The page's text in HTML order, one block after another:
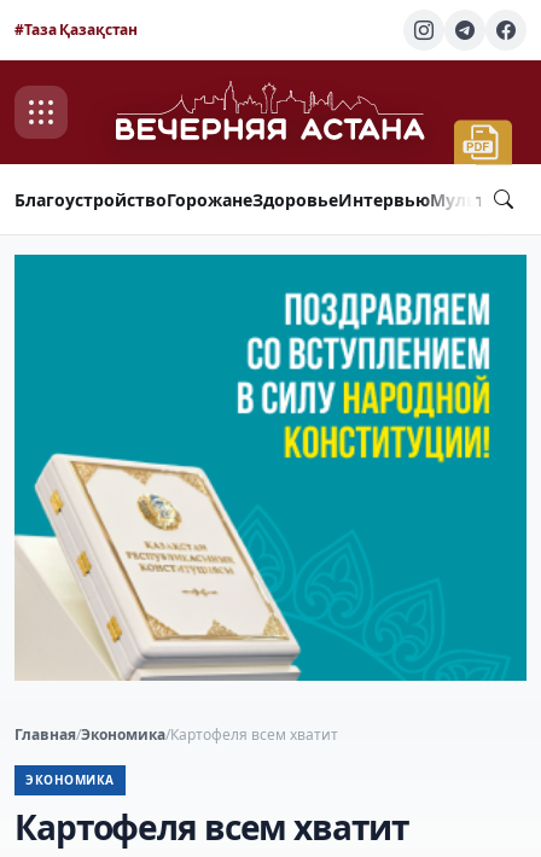
#Таза Қазақстан
БлагоустройствоГорожанеЗдоровьеИнтервью
Главная/Экономика/Картофеля всем хватит
ЭКОНОМИКА
Картофеля всем хватит